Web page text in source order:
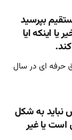
بپرسید
اینکه ایا
حرفه ای در سال
به شکل
یا غیر